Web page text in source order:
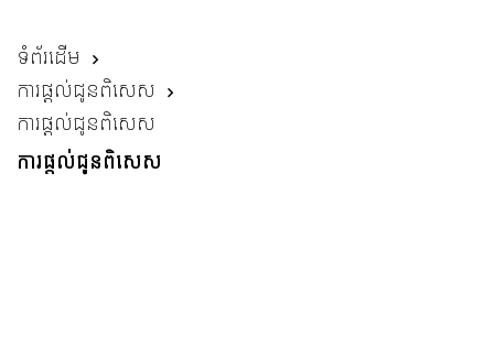
ទំព័រដើម
ការផ្តល់ជូនពិសេស
ការផ្តល់ជូនពិសេស
ការផ្តល់ជូនពិសេស